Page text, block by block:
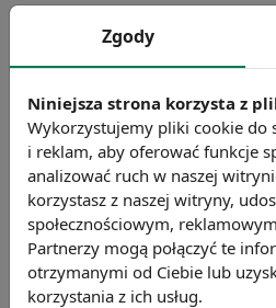
Zgody
Niniejsza strona korzysta z
Wykorzystujemy pliki cookie do
i reklam, aby oferować funkcje
analizować ruch w naszej
korzystasz z naszej witryny,
społecznościowym,
Partnerzy mogą połączyć te
otrzymanymi od Ciebie lub
korzystania z ich usług.